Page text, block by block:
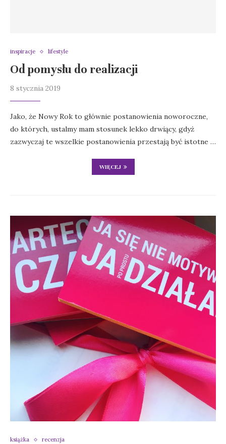
inspiracje lifestyle
Od pomysłu do realizacji
8 stycznia 2019
Jako, że Nowy Rok to głównie postanowienia noworoczne,
do których, ustalmy mam stosunek lekko drwiący, gdyż
zazwyczaj te wszelkie postanowienia przestają być istotne …
WIĘCEJ
książka recenzja